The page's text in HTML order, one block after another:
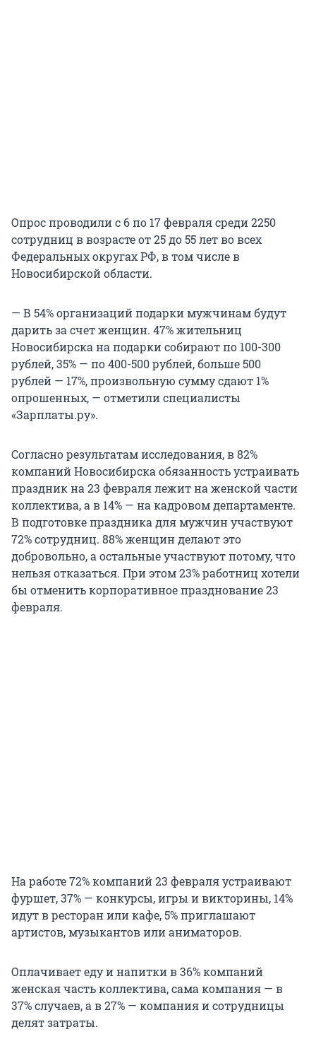
Опрос проводили с 6 по 17 февраля среди 2250
сотрудниц в возрасте от 25 до 55 лет во всех
Федеральных округах РФ, в том числе в
Новосибирской области.
— В 54% организаций подарки мужчинам будут
дарить за счет женщин. 47% жительниц
Новосибирска на подарки собирают по 100-300
рублей, 35% — по 400-500 рублей, больше 500
рублей — 17%, произвольную сумму сдают 1%
опрошенных, — отметили специалисты
«Зарплаты.ру».
Согласно результатам исследования, в 82%
компаний Новосибирска обязанность устраивать
праздник на 23 февраля лежит на женской части
коллектива, а в 14% — на кадровом департаменте.
В подготовке праздника для мужчин участвуют
72% сотрудниц. 88% женщин делают это
добровольно, а остальные участвуют потому, что
нельзя отказаться. При этом 23% работниц хотели
бы отменить корпоративное празднование 23
февраля.
На работе 72% компаний 23 февраля устраивают
фуршет, 37% — конкурсы, игры и викторины, 14%
идут в ресторан или кафе, 5% приглашают
артистов, музыкантов или аниматоров.
Оплачивает еду и напитки в 36% компаний
женская часть коллектива, сама компания — в
37% случаев, а в 27% — компания и сотрудницы
делят затраты.